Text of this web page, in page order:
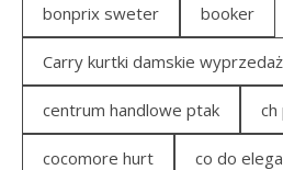
bonprix sweter booker
Carry kurtki damskie wyprzedaż
centrum handlowe ptak ch
cocomore hurt co do